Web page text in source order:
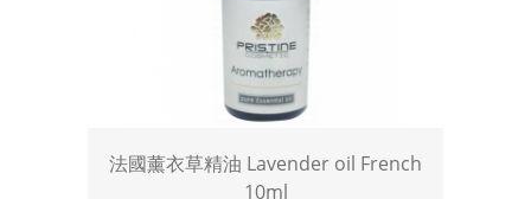
法國薰衣草精油 Lavender oil French
10ml